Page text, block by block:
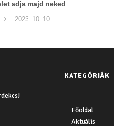
adja majd neked
2023. 10. 10.
KATEGÓRIÁK
Főoldal
Aktuális